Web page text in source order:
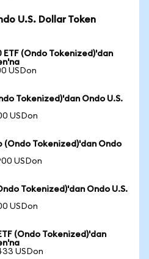
U.S. Dollar Token
ETF (Ondo Tokenized)'dan
USDon
Tokenized)'dan Ondo U.S.
USDon
Tokenized)'dan Ondo
USDon
Tokenized)'dan Ondo U.S.
USDon
(Ondo Tokenized)'dan
USDon